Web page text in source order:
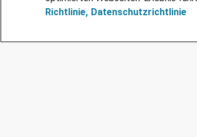
Richtlinie, Datenschutzrichtlinie